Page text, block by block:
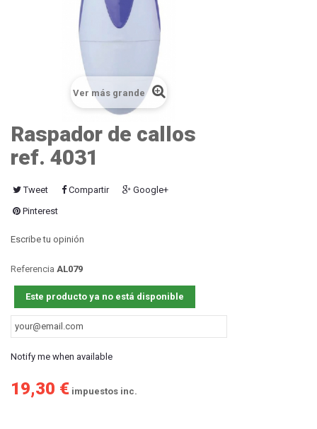
Ver más grande
Raspador de callos
ref. 4031
Tweet Compartir
Google+
Pinterest
Escribe tu opinión
Referencia AL079
Este producto ya no está disponible
Notify me when available
19,30 € impuestos inc.